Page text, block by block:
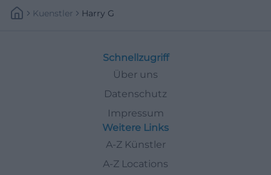
Kuenstler Harry G
Schnellzugriff
Über uns
Datenschutz
Impressum
Weitere Links
A-Z Künstler
A-Z Locations